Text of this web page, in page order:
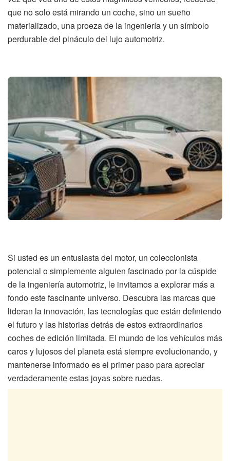
que no solo está mirando un coche, sino un sueño
materializado, una proeza de la ingeniería y un símbolo
perdurable del pináculo del lujo automotriz.
Si usted es un entusiasta del motor, un coleccionista
potencial o simplemente alguien fascinado por la cúspide
de la ingeniería automotriz, le invitamos a explorar más a
fondo este fascinante universo. Descubra las marcas que
lideran la innovación, las tecnologías que están definiendo
el futuro y las historias detrás de estos extraordinarios
coches de edición limitada. El mundo de los vehículos más
caros y lujosos del planeta está siempre evolucionando, y
mantenerse informado es el primer paso para apreciar
verdaderamente estas joyas sobre ruedas.